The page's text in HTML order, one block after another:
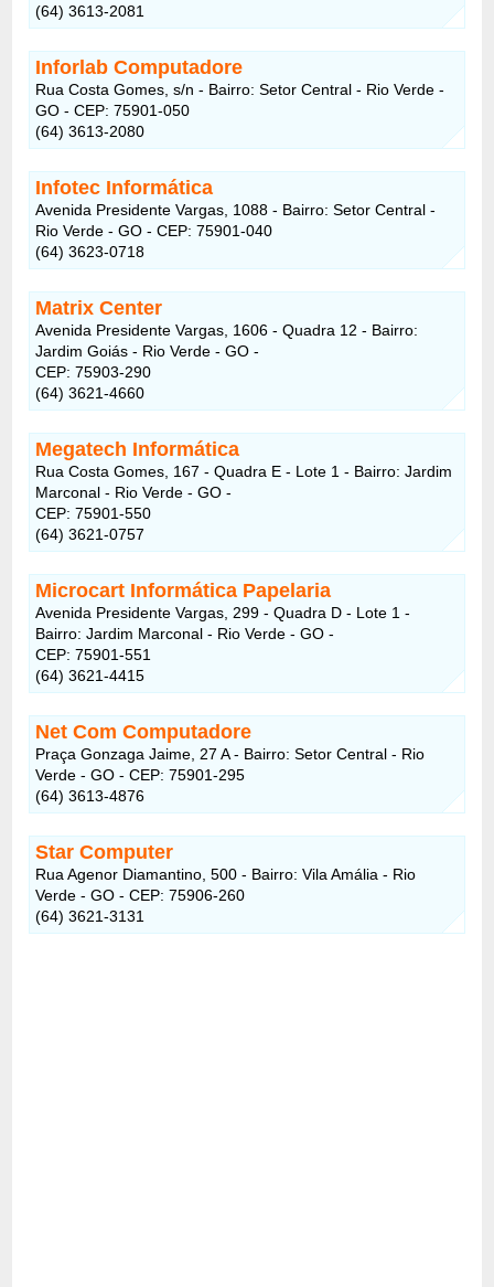
(64) 3613-2081
Inforlab Computadore
Rua Costa Gomes, s/n - Bairro: Setor Central - Rio Verde -
GO - CEP: 75901-050
(64) 3613-2080
Infotec Informática
Avenida Presidente Vargas, 1088 - Bairro: Setor Central -
Rio Verde - GO - CEP: 75901-040
(64) 3623-0718
Matrix Center
Avenida Presidente Vargas, 1606 - Quadra 12 - Bairro:
Jardim Goiás - Rio Verde - GO -
CEP: 75903-290
(64) 3621-4660
Megatech Informática
Rua Costa Gomes, 167 - Quadra E - Lote 1 - Bairro: Jardim
Marconal - Rio Verde - GO -
CEP: 75901-550
(64) 3621-0757
Microcart Informática Papelaria
Avenida Presidente Vargas, 299 - Quadra D - Lote 1 -
Bairro: Jardim Marconal - Rio Verde - GO -
CEP: 75901-551
(64) 3621-4415
Net Com Computadore
Praça Gonzaga Jaime, 27 A - Bairro: Setor Central - Rio
Verde - GO - CEP: 75901-295
(64) 3613-4876
Star Computer
Rua Agenor Diamantino, 500 - Bairro: Vila Amália - Rio
Verde - GO - CEP: 75906-260
(64) 3621-3131